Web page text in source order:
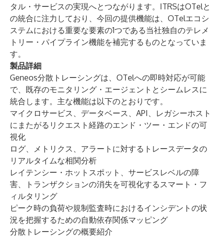
タル・サービスの実現へとつながります。ITRSはOTelと
の統合に注力しており、今回の提供機能は、OTelエコシ
ステムにおける重要な要素の1つである当社独自のテレメ
トリー・パイプライン機能を補完するものとなっていま
す。
製品詳細
Geneos分散トレーシングは、OTelへの即時対応が可能
で、既存のモニタリング・エージェントとシームレスに
統合します。主な機能は以下のとおりです。
マイクロサービス、データベース、API、レガシーホスト
にまたがるリクエスト経路のエンド・ツー・エンドの可
視化
ログ、メトリクス、アラートに対するトレースデータの
リアルタイムな相関分析
レイテンシー・ホットスポット、サービスレベルの障
害、トランザクションの消失を可視化するスマート・フ
ィルタリング
ピーク時の負荷や規制監査時におけるインシデントの状
況を把握するための自動依存関係マッピング
分散トレーシングの概要紹介